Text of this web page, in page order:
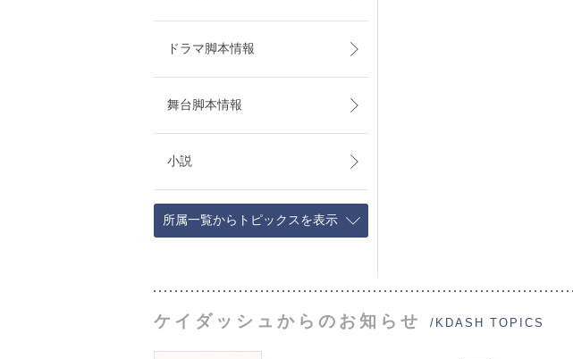
ドラマ脚本情報
舞台脚本情報
小説
所属一覧からトピックスを表示
ケイダッシュからのお知らせ /KDASH TOPICS